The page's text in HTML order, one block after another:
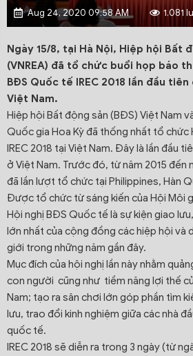
Aug 24, 2020 09:58 AM 1.081
Ngày 15/8, tại Hà Nội, Hiệp hội Bất
(VNREA) đã tổ chức buổi họp báo
BĐS Quốc tế IREC 2018 lần đầu
Việt Nam.
Hiệp hội Bất động sản (BĐS) Việt Nam
Quốc gia Hoa Kỳ đã thống nhất tổ
IREC 2018 tại Việt Nam. Đây là lần đầu
ở Việt Nam. Trước đó, từ năm 2015 đến
đã lần lượt tổ chức tại Philippines, Hàn
Được tổ chức từ sáng kiến của Hội Môi
Hội nghị BĐS Quốc tế là sự kiện giao
lớn nhất của cộng đồng các hiệp hội và
giới trong những năm gần đây.
Mục đích của hội nghị lần này nhằm
con người cũng như tiềm năng lợi thế
Nam; tạo ra sân chơi lớn góp phần tìm
lưu, trao đổi kinh nghiệm giữa các nhà
quốc tế.
IREC 2018 sẽ diễn ra trong 3 ngày (từ